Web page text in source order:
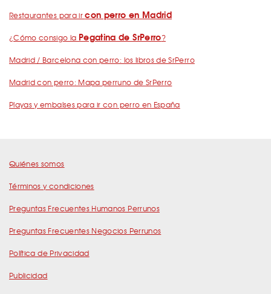
Restaurantes para ircon perro en Madrid
¿Cómo consigo la Pegatina de SrPerro?
Madrid / Barcelona con perro: los libros de SrPerro
Madrid con perro: Mapa perruno de SrPerro
Playas y embalses para ir con perro en España
Quiénes somos
Términos y condiciones
Preguntas Frecuentes Humanos Perrunos
Preguntas Frecuentes Negocios Perrunos
Política de Privacidad
Publicidad